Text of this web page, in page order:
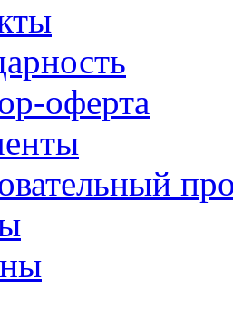
оферта